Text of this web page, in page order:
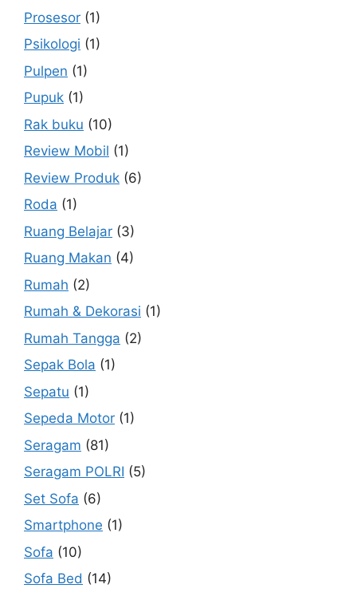
Prosesor (1)
Psikologi (1)
Pulpen (1)
Pupuk (1)
Rak buku (10)
Review Mobil (1)
Review Produk (6)
Roda (1)
Ruang Belajar (3)
Ruang Makan (4)
Rumah (2)
Rumah & Dekorasi (1)
Rumah Tangga (2)
Sepak Bola (1)
Sepatu (1)
Sepeda Motor (1)
Seragam (81)
Seragam POLRI (5)
Set Sofa (6)
Smartphone (1)
Sofa (10)
Sofa Bed (14)